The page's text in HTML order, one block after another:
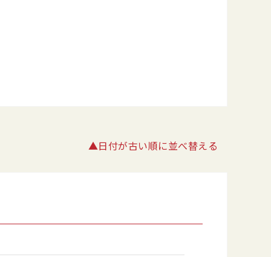
▲日付が古い順に並べ替える